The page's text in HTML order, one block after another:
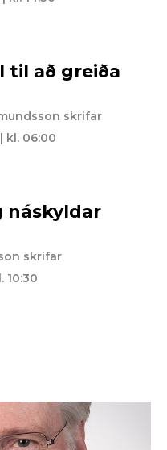
til að greiða
skrifar
kl. 06:00
náskyldar
skrifar
10:30